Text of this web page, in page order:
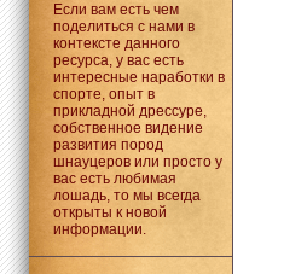
Если вам есть чем
поделиться с нами в
контексте данного
ресурса, у вас есть
интересные наработки в
спорте, опыт в
прикладной дрессуре,
собственное видение
развития пород
шнауцеров или просто у
вас есть любимая
лошадь, то мы всегда
открыты к новой
информации.